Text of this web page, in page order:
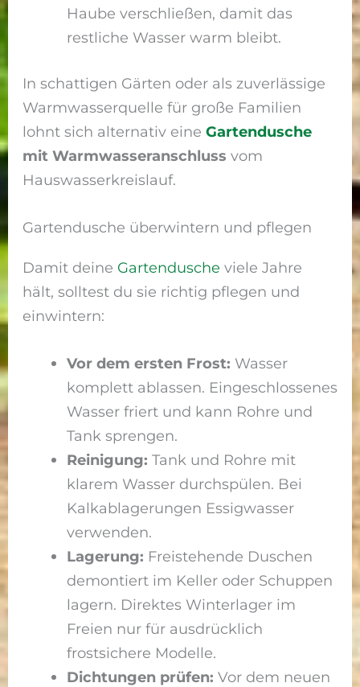
Haube verschließen, damit das
restliche Wasser warm bleibt.
In schattigen Gärten oder als zuverlässige
Warmwasserquelle für große Familien
lohnt sich alternativ eineGartendusche
mit Warmwasseranschluss vom
Hauswasserkreislauf.
Gartendusche überwintern und pflegen
Damit deine Gartendusche viele Jahre
hält, solltest du sie richtig pflegen und
einwintern:
Vor dem ersten Frost: Wasser
komplett ablassen. Eingeschlossenes
Wasser friert und kann Rohre und
Tank sprengen.
Reinigung: Tank und Rohre mit
klarem Wasser durchspülen. Bei
Kalkablagerungen Essigwasser
verwenden.
Lagerung: Freistehende Duschen
demontiert im Keller oder Schuppen
lagern. Direktes Winterlager im
Freien nur für ausdrücklich
frostsichere Modelle.
Dichtungen prüfen: Vor dem neuen